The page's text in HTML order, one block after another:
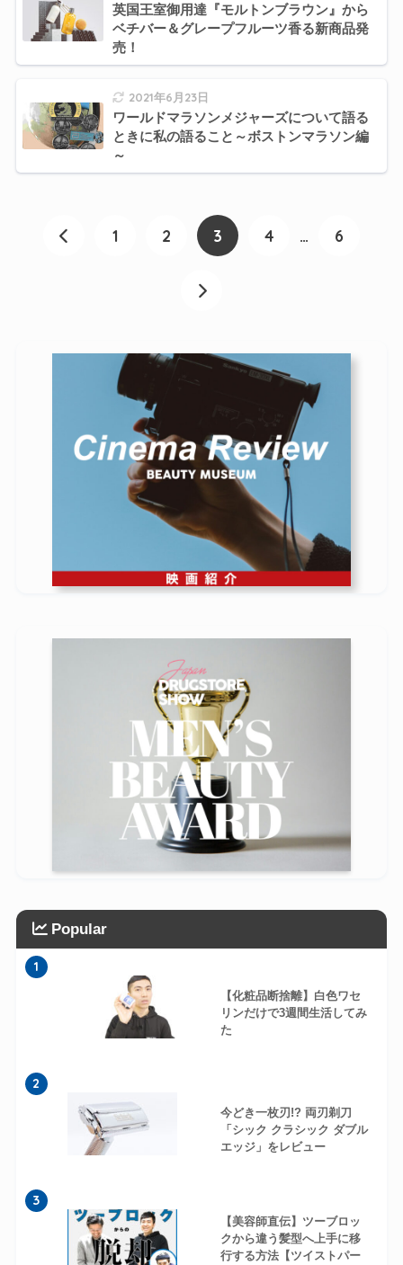
英国王室御用達『モルトンブラウン』から
ベチバー＆グレープフルーツ香る新商品発
売！
2021年6月23日
ワールドマラソンメジャーズについて語る
ときに私の語ること～ボストンマラソン編
～
1 2 3 4 … 6
Popular
1
【化粧品断捨離】白色ワセ
リンだけで3週間生活してみ
た
2
今どき一枚刃!? 両刃剃刀
「シック クラシック ダブル
エッジ」をレビュー
3
【美容師直伝】ツーブロッ
クから違う髪型へ上手に移
行する方法【ツイストパー